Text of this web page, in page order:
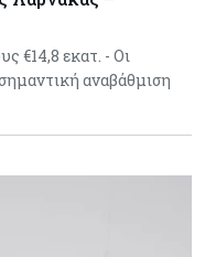
€14,8 εκατ. - Οι
αναβάθμιση